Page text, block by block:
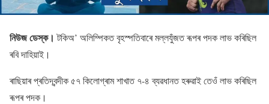
নিউজ ডেস্ক। টকিঅ’ অলিম্পিকত বৃহস্পতিবাৰে মল্লযুঁজত ৰূপৰ পদক লাভ কৰিছিল
ৰবি দাহিয়াই।
ৰাছিয়াৰ প্ৰতিদ্বন্দীক ৫৭ কিলোগ্ৰাম শাখাত ৭-৪ ব্যৱধানত হৰুৱাই তেওঁ লাভ কৰিছিল
ৰূপৰ পদক।